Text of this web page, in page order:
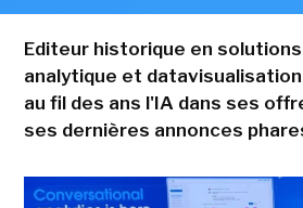
Editeur historique en
analytique et
au fil des ans l'IA dans ses
ses dernières annonces